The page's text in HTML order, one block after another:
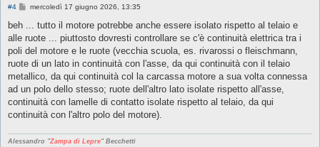
#4
M
a
g
i
o
mercoledì 17 giugno 2026, 13:35
beh ... tutto il motore potrebbe anche essere isolato rispetto al telaio e
alle ruote ... piuttosto dovresti controllare se c'è continuità elettrica tra i
poli del motore e le ruote (vecchia scuola, es. rivarossi o fleischmann,
ruote di un lato in continuità con l'asse, da qui continuità con il telaio
metallico, da qui continuità col la carcassa motore a sua volta connessa
ad un polo dello stesso; ruote dell'altro lato isolate rispetto all'asse,
continuità con lamelle di contatto isolate rispetto al telaio, da qui
continuità con l'altro polo del motore).
Alessandro "Zampa di Lepre" Becchetti